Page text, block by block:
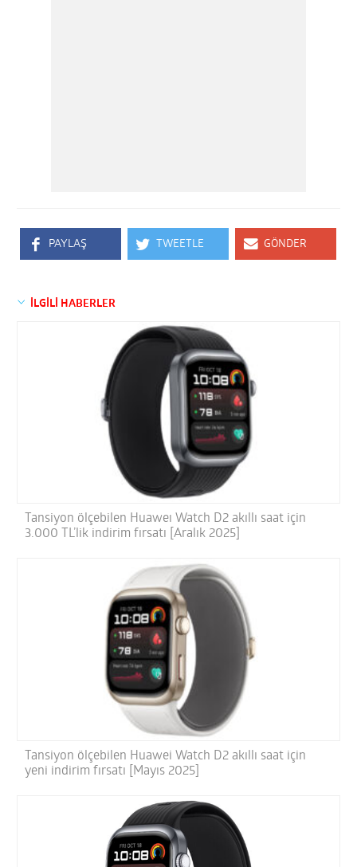
PAYLAŞ TWEETLE GÖNDER
İLGİLİ HABERLER
Tansiyon ölçebilen Huaweı Watch D2 akıllı saat için
3.000 TL’lik indirim fırsatı [Aralık 2025]
Tansiyon ölçebilen Huawei Watch D2 akıllı saat için
yeni indirim fırsatı [Mayıs 2025]